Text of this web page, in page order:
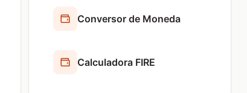
Conversor de Moneda
Calculadora FIRE